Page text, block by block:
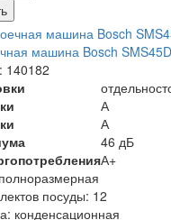
машина Bosch
140182
А
А
46 дБ
А+
полноразмерная
посуды: 12
конденсационная